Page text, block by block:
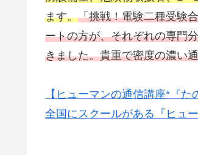
ます。「挑戦！電験二種受験
ートの方が、それぞれの専門
きました。貴重で密度の濃い
【ヒューマンの通信講座*『た
全国にスクールがある『ヒュ